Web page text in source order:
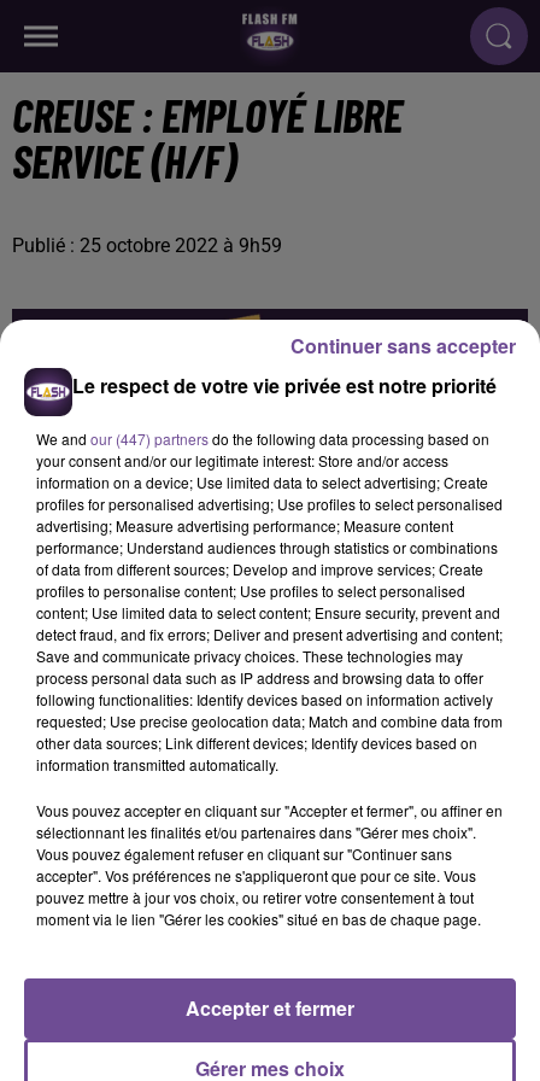
CREUSE : EMPLOYÉ LIBRE
SERVICE (H/F)
Publié : 25 octobre 2022 à 9h59
À Evaux les bains une société recherche un employé libre-
service (H/F). Vos missions : transporter les marchandises
de la réserve aux rayons du magasin. Vous effectuez la mise
en rayon des produits. Vous respectez les consignes
d’emplacement et de rangement. Vous renseignez les clients
et vous êtes parfois à la caisse. Vous avez déjà effectué la
mise en rayon ou la caisse au sein d’un magasin. Vous êtes
Référence de l’offre Pôle Emploi : 142TQPL
RADIO ACTUS
Le respect de votre vie privée est notre priorité
We and our (447) partnersdo the following data processing based on
your consent and/or our legitimate interest: Store and/or access
information on a device; Use limited data to select advertising; Create
profiles for personalised advertising; Use profiles to select personalised
advertising; Measure advertising performance; Measure content
performance; Understand audiences through statistics or combinations
of data from different sources; Develop and improve services; Create
profiles to personalise content; Use profiles to select personalised
content; Use limited data to select content; Ensure security, prevent and
detect fraud, and fix errors; Deliver and present advertising and content;
Save and communicate privacy choices. These technologies may
process personal data such as IP address and browsing data to offer
following functionalities: Identify devices based on information actively
requested; Use precise geolocation data; Match and combine data from
other data sources; Link different devices; Identify devices based on
information transmitted automatically.
Vous pouvez accepter en cliquant sur "Accepter et fermer", ou affiner en
sélectionnant les finalités et/ou partenaires dans "Gérer mes choix".
Vous pouvez également refuser en cliquant sur "Continuer sans
accepter". Vos préférences ne s'appliqueront que pour ce site. Vous
pouvez mettre à jour vos choix, ou retirer votre consentement à tout
moment via le lien "Gérer les cookies" situé en bas de chaque page.
Gérer mes choix
Accepter et fermer
Continuer sans accepter